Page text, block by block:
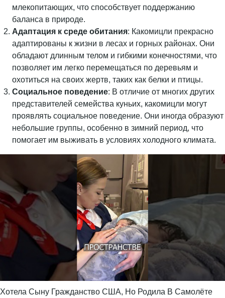
млекопитающих, что способствует поддержанию
баланса в природе.
Адаптация к среде обитания: Какомицли прекрасно
адаптированы к жизни в лесах и горных районах. Они
обладают длинным телом и гибкими конечностями, что
позволяет им легко перемещаться по деревьям и
охотиться на своих жертв, таких как белки и птицы.
Социальное поведение: В отличие от многих других
представителей семейства куньих, какомицли могут
проявлять социальное поведение. Они иногда образуют
небольшие группы, особенно в зимний период, что
помогает им выживать в условиях холодного климата.
Хотела Сыну Гражданство США, Но Родила В Самолёте